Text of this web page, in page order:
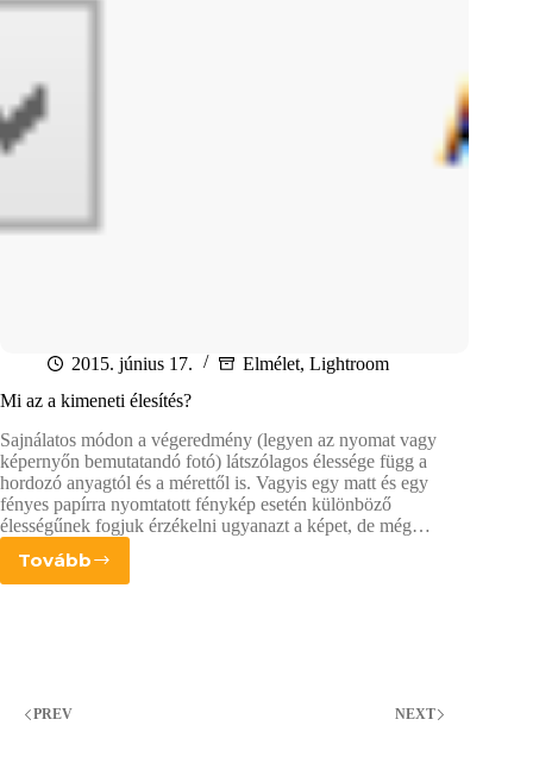
2015. június 17. Elmélet, Lightroom
Mi az a kimeneti élesítés?
Sajnálatos módon a végeredmény (legyen az nyomat vagy
képernyőn bemutatandó fotó) látszólagos élessége függ a
hordozó anyagtól és a mérettől is. Vagyis egy matt és egy
fényes papírra nyomtatott fénykép esetén különböző
élességűnek fogjuk érzékelni ugyanazt a képet, de még…
Tovább
Mi
PREV NEXT